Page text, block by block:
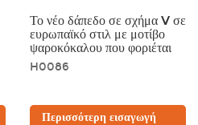
Το νέο δάπεδο σε σχήμα V σε
ευρωπαϊκό στιλ με μοτίβο
ψαροκόκαλου που φοριέται
H0086
Περισσότερη εισαγωγή